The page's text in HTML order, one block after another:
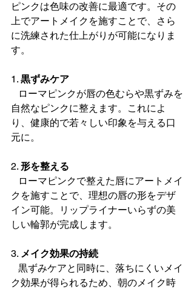
ピンクは色味の改善に最適です。その
上でアートメイクを施すことで、さら
に洗練された仕上がりが可能になりま
す。
1. 黒ずみケア
ローマピンクが唇の色むらや黒ずみを
自然なピンクに整えます。これによ
り、健康的で若々しい印象を与える口
元に。
2. 形を整える
ローマピンクで整えた唇にアートメイ
クを施すことで、理想の唇の形をデザ
イン可能。リップライナーいらずの美
しい輪郭が完成します。
3. メイク効果の持続
黒ずみケアと同時に、落ちにくいメイ
ク効果が得られるため、朝のメイク時